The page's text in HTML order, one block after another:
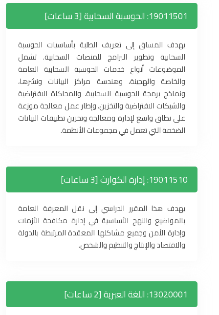
19011501: الحوسبة السحابية [3 ساعات]
يهدف المساق إلى تعريف الطلبة بأساسيات الحوسبة
السحابية وتطوير البرامج للمنصات السحابية. تشمل
الموضوعات أنواع خدمات الحوسبة السحابية العامة
والخاصة والهجينة، وهندسة مراكز البيانات ونشرها،
ونماذج برمجة الحوسبة السحابية، والمحاكاة الافتراضية
والشبكات الافتراضية والتخزين، وإطار عمل معالجة موزعة
على نطاق واسع لإدارة ومعالجة وتخزين تطبيقات البيانات
الضخمة التي تعمل في مجموعات الأنظمة.
19011510: إدارة الكوارث [3 ساعات]
يهدف هذا المقرر الدراسي إلى نقل المعرفة العامة
بالمواضيع والنهج الأساسية في إدارة مكافحة الأزمات
وإدارة الأمن وجميع مشاكلها المعقدة المرتبطة بالدولة
والاقتصاد والإنتاج والتنظيم والشخص.
13020001: اللغة العبرية [2 ساعات]